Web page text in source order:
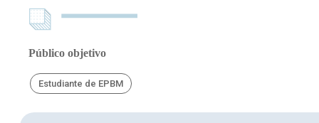
Público objetivo
Estudiante de EPBM